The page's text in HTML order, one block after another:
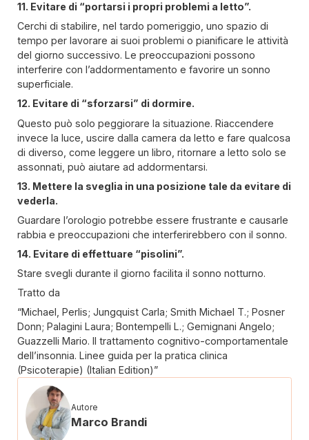
11. Evitare di “portarsi i propri problemi a letto”.
Cerchi di stabilire, nel tardo pomeriggio, uno spazio di
tempo per lavorare ai suoi problemi o pianificare le attività
del giorno successivo. Le preoccupazioni possono
interferire con l’addormentamento e favorire un sonno
superficiale.
12. Evitare di “sforzarsi” di dormire.
Questo può solo peggiorare la situazione. Riaccendere
invece la luce, uscire dalla camera da letto e fare qualcosa
di diverso, come leggere un libro, ritornare a letto solo se
assonnati, può aiutare ad addormentarsi.
13. Mettere la sveglia in una posizione tale da evitare di
vederla.
Guardare l’orologio potrebbe essere frustrante e causarle
rabbia e preoccupazioni che interferirebbero con il sonno.
14. Evitare di effettuare “pisolini”.
Stare svegli durante il giorno facilita il sonno notturno.
Tratto da
“Michael, Perlis; Jungquist Carla; Smith Michael T.; Posner
Donn; Palagini Laura; Bontempelli L.; Gemignani Angelo;
Guazzelli Mario. Il trattamento cognitivo-comportamentale
dell’insonnia. Linee guida per la pratica clinica
(Psicoterapie) (Italian Edition)”
Autore
Marco Brandi